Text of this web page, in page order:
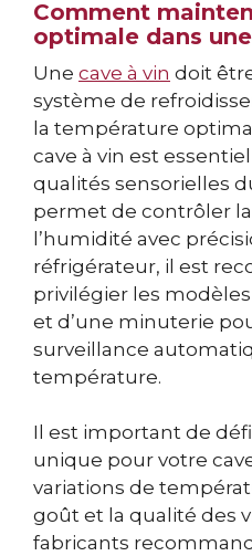
Comment
optimale dans
Une cave à vin doit
système de
la température
cave à vin est
qualités sensorielles
permet de contrôler
l’humidité avec
réfrigérateur, il est
privilégier les modèles
et d’une minuterie
surveillance
température.
Il est important de
unique pour votre
variations de
goût et la qualité des
fabricants